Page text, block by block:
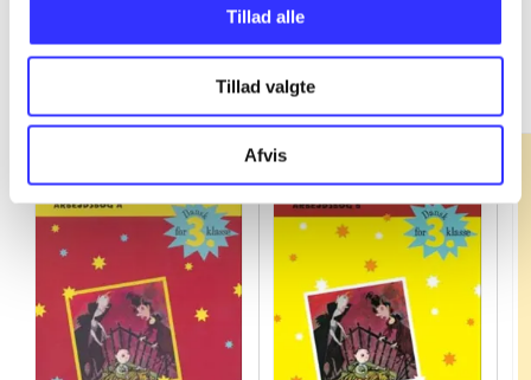
Tillad alle
Tillad valgte
Afvis
Fandango - dansk for 3. klasse